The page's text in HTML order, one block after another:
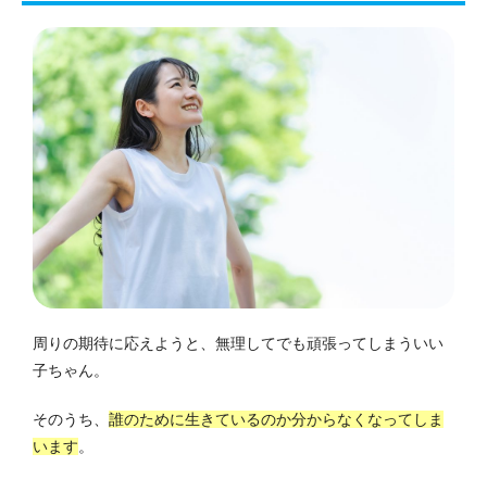
周りの期待に応えようと、無理してでも頑張ってしまういい
子ちゃん。
そのうち、 誰のために生きているのか分からなくなってしま
います。